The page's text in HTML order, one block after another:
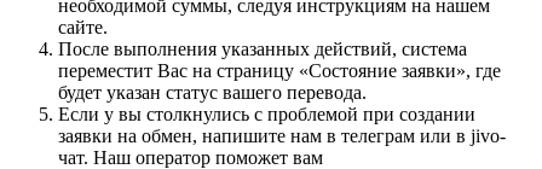
необходимой суммы, следуя инструкциям на нашем
сайте.
После выполнения указанных действий, система
переместит Вас на страницу «Состояние заявки», где
будет указан статус вашего перевода.
Если у вы столкнулись с проблемой при создании
заявки на обмен, напишите нам в телеграм или в jivo-
чат. Наш оператор поможет вам